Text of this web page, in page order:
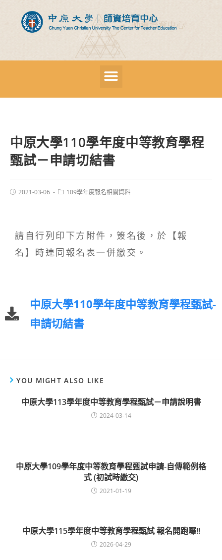
中原大學110學年度中等教育學程
甄試－申請切結書
2021-03-06 109學年度報名相關資料
請自行列印下方附件，簽名後，於【報
名】時連同報名表一併繳交。
中原大學110學年度中等教育學程甄試-
申請切結書
YOU MIGHT ALSO LIKE
中原大學113學年度中等教育學程甄試－申請說明書
2024-03-14
中原大學109學年度中等教育學程甄試申請-自傳範例格
式 (初試時繳交)
2021-01-19
中原大學115學年度中等教育學程甄試 報名開跑囉!!
2026-04-29